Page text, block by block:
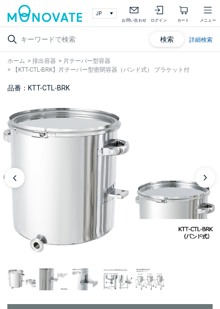
お問い合わせ ログイン カート メニュー
検索 詳細検索
ホーム > 排出容器 > 片テーパー型容器
>
【KTT-CTL-BRK】片テーパー型密閉容器（バンド式） ブラケット付
品番：KTT-CTL-BRK